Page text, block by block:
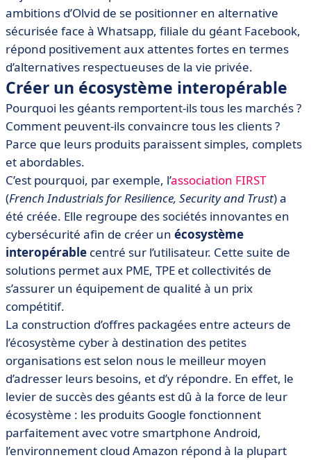
ambitions d’Olvid de se positionner en alternative
sécurisée face à Whatsapp, filiale du géant Facebook,
répond positivement aux attentes fortes en termes
d’alternatives respectueuses de la vie privée.
Créer un écosystème interopérable
Pourquoi les géants remportent-ils tous les marchés ?
Comment peuvent-ils convaincre tous les clients ?
Parce que leurs produits paraissent simples, complets
et abordables.
C’est pourquoi, par exemple, l’association FIRST
(French Industrials for Resilience, Security and Trust) a
été créée. Elle regroupe des sociétés innovantes en
cybersécurité afin de créer un écosystème
interopérable centré sur l’utilisateur. Cette suite de
solutions permet aux PME, TPE et collectivités de
s’assurer un équipement de qualité à un prix
compétitif.
La construction d’offres packagées entre acteurs de
l’écosystème cyber à destination des petites
organisations est selon nous le meilleur moyen
d’adresser leurs besoins, et d’y répondre. En effet, le
levier de succès des géants est dû à la force de leur
écosystème : les produits Google fonctionnent
parfaitement avec votre smartphone Android,
l’environnement cloud Amazon répond à la plupart